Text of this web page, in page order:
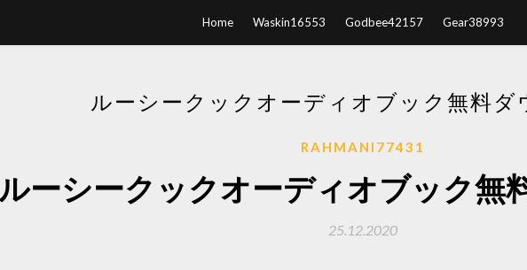
Home Waskin16553 Godbee42157 Gear38993
ルーシークックオーディオブック無料ダ
RAHMANI77431
ルーシークックオーディオブック無
25.12.2020